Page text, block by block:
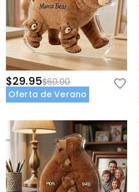
$29.95$60.00
Oferta de Verano